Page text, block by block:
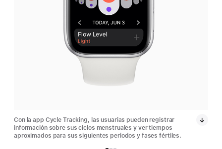
Con la app Cycle Tracking, las usuarias pueden registrar
información sobre sus ciclos menstruales y ver tiempos
aproximados para sus siguientes periodos y fases fértiles.